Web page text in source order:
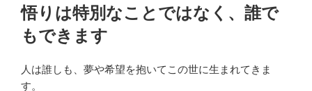
稿
日:
悟りは特別なことではなく、誰で
もできます
人は誰しも、夢や希望を抱いてこの世に生まれてきま
す。